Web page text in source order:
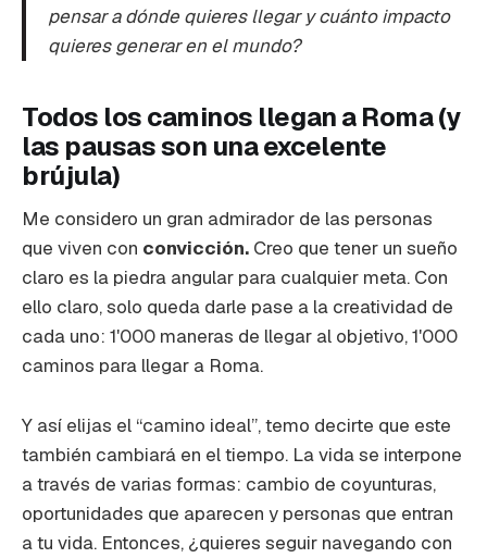
pensar a dónde quieres llegar y cuánto impacto
quieres generar en el mundo?
Todos los caminos llegan a Roma (y
las pausas son una excelente
brújula)
Me considero un gran admirador de las personas
que viven con convicción. Creo que tener un sueño
claro es la piedra angular para cualquier meta. Con
ello claro, solo queda darle pase a la creatividad de
cada uno: 1'000 maneras de llegar al objetivo, 1'000
caminos para llegar a Roma.
Y así elijas el “camino ideal”, temo decirte que este
también cambiará en el tiempo. La vida se interpone
a través de varias formas: cambio de coyunturas,
oportunidades que aparecen y personas que entran
a tu vida. Entonces, ¿quieres seguir navegando con